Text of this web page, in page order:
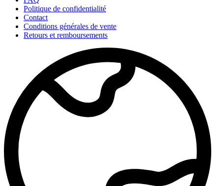
Politique de confidentialité
Contact
Conditions générales de vente
Retours et remboursements